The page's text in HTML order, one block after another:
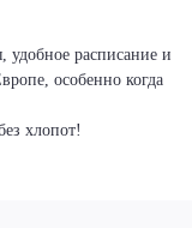
удобное расписание и
особенно когда
хлопот!